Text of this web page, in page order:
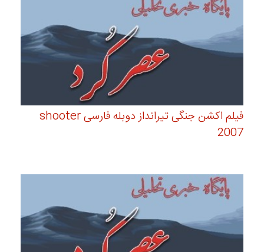
فیلم اکشن جنگی تیرانداز دوبله فارسی shooter
2007